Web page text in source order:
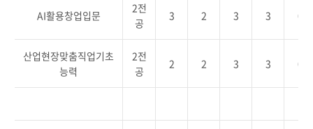
AI활용창업입문
2전
공
3 2 3 3 0
산업현장맞춤직업기초
능력
2전
공
2 2 3 3 0